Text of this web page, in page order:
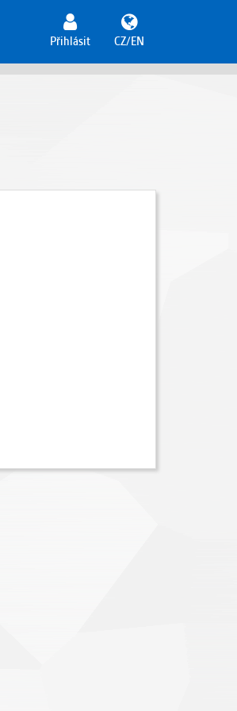
Přihlásit CZ/EN